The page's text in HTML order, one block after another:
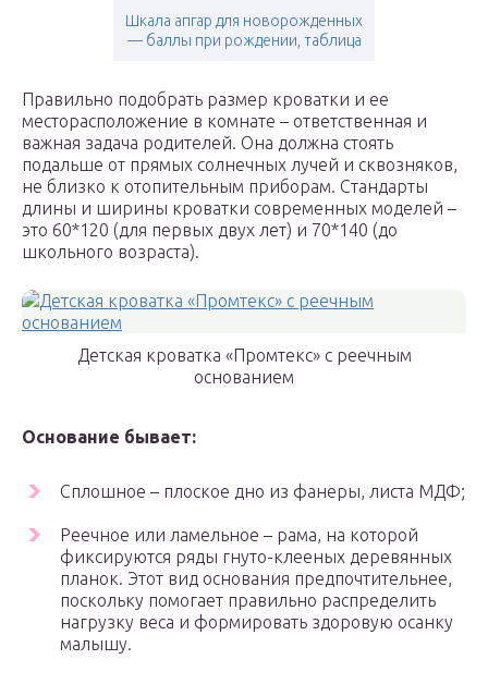
Шкала апгар для новорожденных
— баллы при рождении, таблица
Правильно подобрать размер кроватки и ее
месторасположение в комнате – ответственная и
важная задача родителей. Она должна стоять
подальше от прямых солнечных лучей и сквозняков,
не близко к отопительным приборам. Стандарты
длины и ширины кроватки современных моделей –
это 60*120 (для первых двух лет) и 70*140 (до
школьного возраста).
Детская кроватка «Промтекс» с реечным
основанием
Основание бывает:
Сплошное – плоское дно из фанеры, листа МДФ;
Реечное или ламельное – рама, на которой
фиксируются ряды гнуто-клееных деревянных
планок. Этот вид основания предпочтительнее,
поскольку помогает правильно распределить
нагрузку веса и формировать здоровую осанку
малышу.